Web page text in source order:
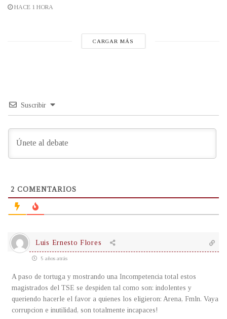
HACE 1 HORA
CARGAR MÁS
Suscribir
2 COMENTARIOS
Luis Ernesto Flores
5 años atrás
A paso de tortuga y mostrando una Incompetencia total estos
magistrados del TSE se despiden tal como son: indolentes y
queriendo hacerle el favor a quienes los eligieron: Arena, Fmln. Vaya
corrupcion e inutilidad, son totalmente incapaces!